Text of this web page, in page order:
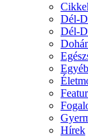
Dél-
Dél-
Egyéb
Hírek